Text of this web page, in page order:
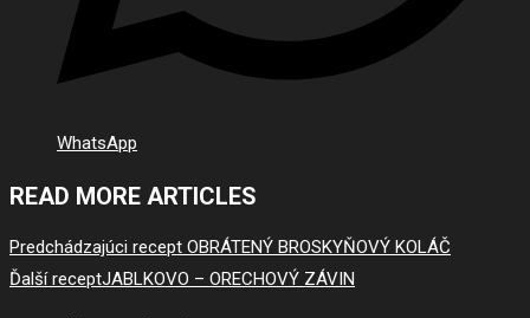
WhatsApp
READ MORE ARTICLES
Predchádzajúci recept OBRÁTENÝ BROSKYŇOVÝ KOLÁČ
Ďalší receptJABLKOVO – ORECHOVÝ ZÁVIN